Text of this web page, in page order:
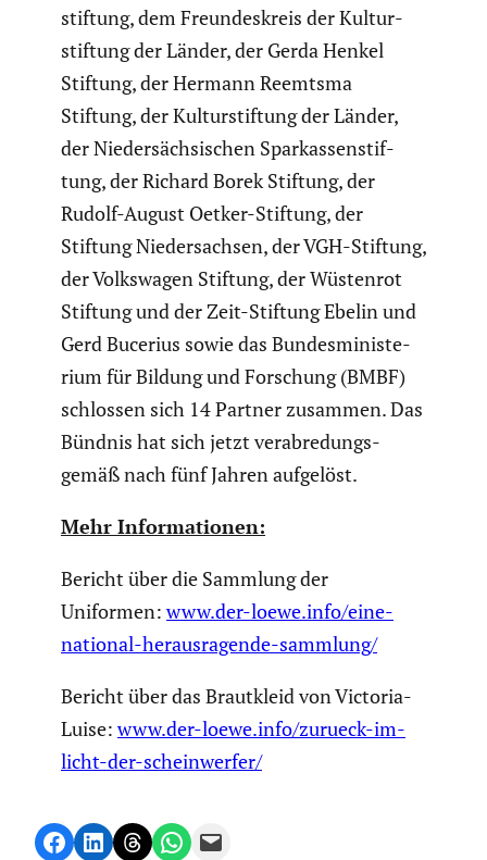
stif­tung, dem Freun­des­kreis der Kultur­
stif­tung der Länder, der Gerda Henkel
Stiftung, der Hermann Reemtsma
Stiftung, der Kultur­stif­tung der Länder,
der Nieder­säch­si­schen Sparkas­sen­stif­
tung, der Richard Borek Stiftung, der
Rudolf-August Oetker-Stiftung, der
Stiftung Nieder­sachsen, der VGH-Stiftung,
der Volks­wagen Stiftung, der Wüstenrot
Stiftung und der Zeit-Stiftung Ebelin und
Gerd Bucerius sowie das Bundes­mi­nis­te­
rium für Bildung und Forschung (BMBF)
schlossen sich 14 Partner zusammen. Das
Bündnis hat sich jetzt verab­re­dungs­
gemäß nach fünf Jahren aufgelöst.
Mehr Infor­ma­tionen:
Bericht über die Sammlung der
Uniformen:www.der-loewe.info/eine-
national-herausragende-sammlung/
Bericht über das Braut­kleid von Victoria-
Luise:www.der-loewe.info/zurueck-im-
licht-der-scheinwerfer/
Share on Facebook
Share on LinkedIn
Share on Threads
Share on WhatsApp
Email this Page